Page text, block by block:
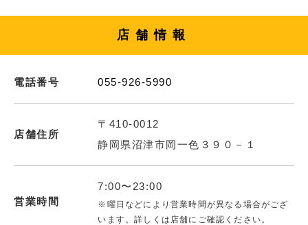
店舗情報
電話番号 055-926-5990
店舗住所
〒410-0012
静岡県沼津市岡一色３９０－１
営業時間
7:00〜23:00
※曜日などにより営業時間が異なる場合がござ
います。詳しくは店舗にご確認ください。